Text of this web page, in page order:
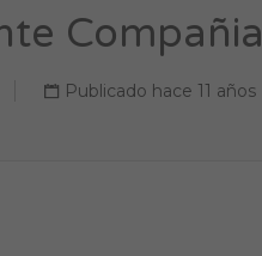
Publicado hace 11 años